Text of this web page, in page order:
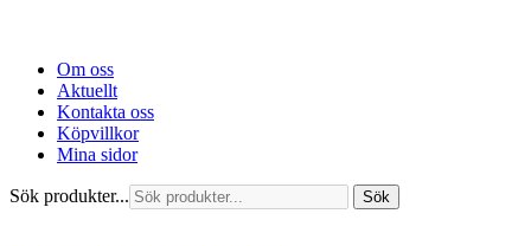
Om oss
Aktuellt
Kontakta oss
Köpvillkor
Mina sidor
Sök produkter... Sök